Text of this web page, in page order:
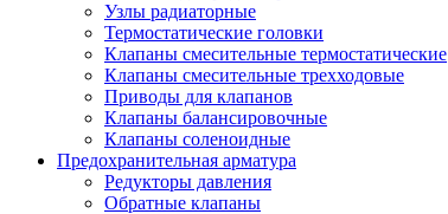
Узлы радиаторные
Термостатические головки
Клапаны смесительные термостатические
Клапаны смесительные трехходовые
Приводы для клапанов
Клапаны балансировочные
Клапаны соленоидные
Предохранительная арматура
Редукторы давления
Обратные клапаны